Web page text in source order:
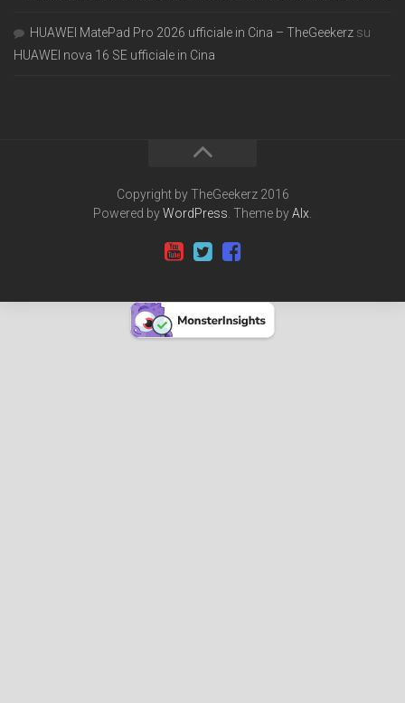
HUAWEI MatePad Pro 2026 ufficiale in Cina – TheGeekerz su
HUAWEI nova 16 SE ufficiale in Cina
Copyright by TheGeekerz 2016
Powered byWordPress . Theme byAlx